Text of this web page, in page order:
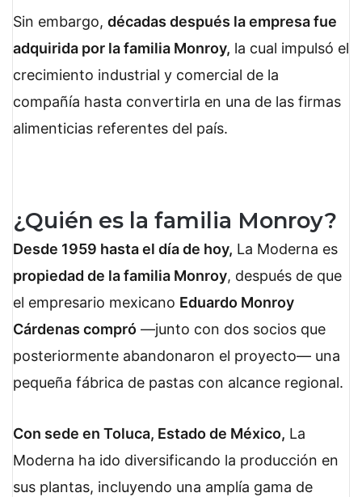
Sin embargo, décadas después la empresa fue
adquirida por la familia Monroy, la cual impulsó el
crecimiento industrial y comercial de la
compañía hasta convertirla en una de las firmas
alimenticias referentes del país.
¿Quién es la familia Monroy?
Desde 1959 hasta el día de hoy, La Moderna es
propiedad de la familia Monroy, después de que
el empresario mexicano Eduardo Monroy
Cárdenas compró —junto con dos socios que
posteriormente abandonaron el proyecto— una
pequeña fábrica de pastas con alcance regional.
Con sede en Toluca, Estado de México, La
Moderna ha ido diversificando la producción en
sus plantas, incluyendo una amplía gama de